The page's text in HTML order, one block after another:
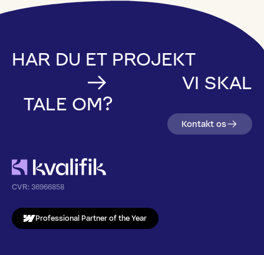
HAR DU ET PROJEKT
VI SKAL
TALE OM?
Kontakt os
CVR:36966858
Professional Partner of the Year